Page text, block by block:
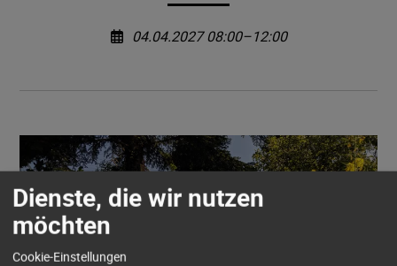
04.04.2027 08:00–12:00
Dienste, die wir nutzen
möchten
Cookie-Einstellungen